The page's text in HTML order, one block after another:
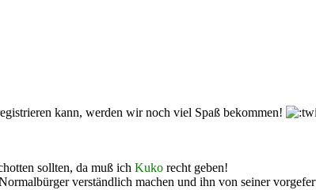
kann, werden wir noch viel Spaß bekommen!
sollten, da muß ich Kuko recht geben!
verständlich machen und ihn von seiner